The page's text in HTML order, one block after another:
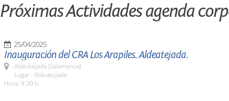
Próximas Actividades agenda
25/04/2025
Inauguración del CRA Los Arapiles. Aldeatejada.
Aldeatejada (Salamanca)
Lugar : Aldeatejada
Hora: 9:30 h.